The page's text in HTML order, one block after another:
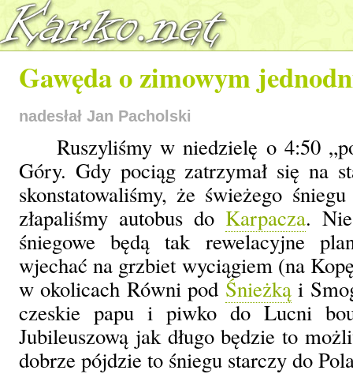
Gawęda o zimowym
nadesłał Jan Pacholski
Ruszyliśmy w niedzielę o 4:50
Góry. Gdy pociąg zatrzymał się na
skonstatowaliśmy, że świeżego
złapaliśmy autobus do Karpacza.
śniegowe będą tak rewelacyjne
wjechać na grzbiet wyciągiem (na
w okolicach Równi pod Śnieżkąi
czeskie papu i piwko do Lucni
Jubileuszową jak długo będzie to
dobrze pójdzie to śniegu starczy do